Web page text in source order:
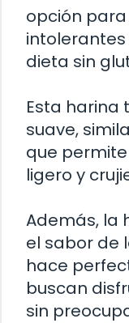
opción
intolerantes
dieta sin
Esta harina
suave,
que
ligero y
Además, la
el sabor de
hace
buscan
sin